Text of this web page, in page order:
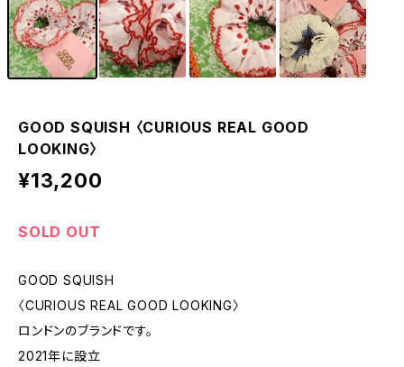
GOOD SQUISH 〈CURIOUS REAL GOOD
LOOKING〉
¥13,200
SOLD OUT
GOOD SQUISH
〈CURIOUS REAL GOOD LOOKING〉
ロンドンのブランドです。
2021年に設立